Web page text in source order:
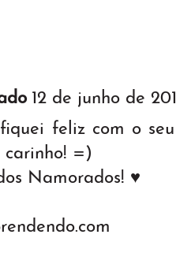
12 de junho de
feliz com o
=)
Namorados! ♥